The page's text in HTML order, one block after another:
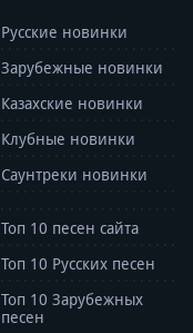
Русские новинки
Зарубежные новинки
Казахские новинки
Клубные новинки
Саунтреки новинки
Топ 10 песен сайта
Топ 10 Русских песен
Топ 10 Зарубежных
песен